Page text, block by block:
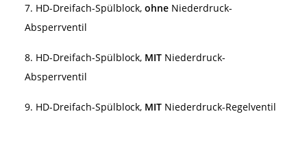
7. HD-Dreifach-Spülblock, ohne Niederdruck-
Absperrventil
8. HD-Dreifach-Spülblock, MIT Niederdruck-
Absperrventil
9. HD-Dreifach-Spülblock, MIT Niederdruck-Regelventil